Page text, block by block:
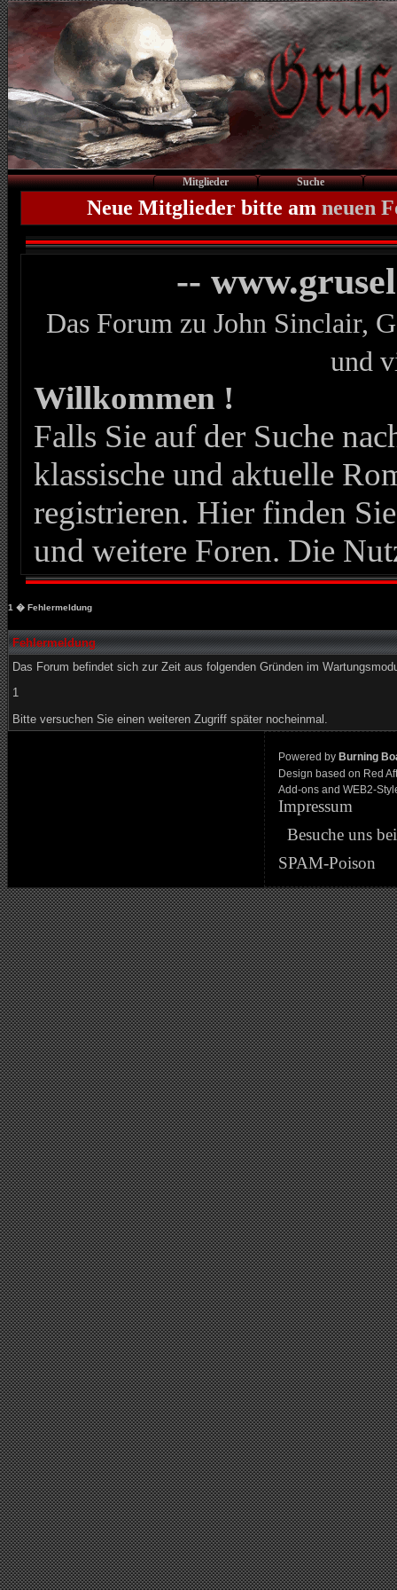
Mitglieder Suche
Neue Mitglieder bitte am neuen
--
Das Forum zu John Sinclair,
und
Willkommen !
Falls Sie auf der Suche
klassische und aktuelle
registrieren. Hier finden
und weitere Foren. Die
1 � Fehlermeldung
Fehlermeldung
Das Forum befindet sich zur Zeit aus folgenden Gründen im
1
Bitte versuchen Sie einen weiteren Zugriff später nocheinmal.
Powered by Burning
Design based on Red
Add-ons and WEB2-
Impressum
Besuche uns
SPAM-Poison